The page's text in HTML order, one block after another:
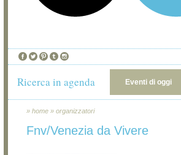
Ricerca in agenda Eventi di oggi
» home » organizzatori
Fnv/Venezia da Vivere